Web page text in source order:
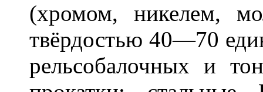
(хромом, никелем,
твёрдостью 40—70
рельсобалочных и